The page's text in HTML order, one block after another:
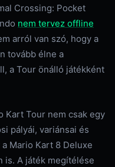
Crossing: Pocket
nem tervez offline
arról van szó, hogy a
tovább élne a
a Tour önálló játékként
Kart Tour nem csak egy
pályái, variánsai és
Mario Kart 8 Deluxe
is. A játék megítélése